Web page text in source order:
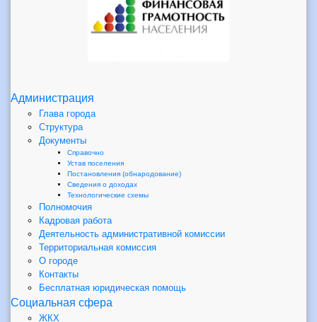
Администрация
Глава города
Структура
Документы
Справочно
Устав поселения
Постановления (обнародование)
Сведения о доходах
Технологические схемы
Полномочия
Кадровая работа
Деятельность административной комиссии
Территориальная комиссия
О городе
Контакты
Бесплатная юридическая помощь
Социальная сфера
ЖКХ